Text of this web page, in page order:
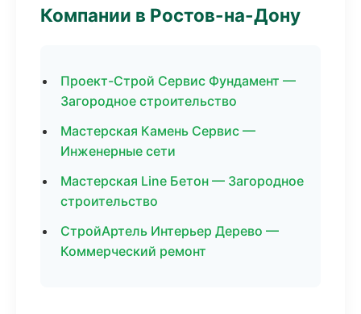
Компании в Ростов-на-Дону
Проект-Строй Сервис Фундамент —
Загородное строительство
Мастерская Камень Сервис —
Инженерные сети
Мастерская Line Бетон — Загородное
строительство
СтройАртель Интерьер Дерево —
Коммерческий ремонт